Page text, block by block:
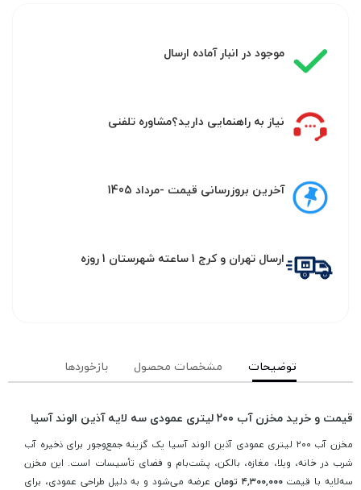
موجود در انبار آماده ارسال
نیاز به راهنمایی دارید؟مشاوره تلفنی
آخرین بروزرسانی قیمت -مرداد 1405
ارسال تهران و کرج 1 ساعته شهرستان 1 روزه
توضیحات مشخصات محصول بازخوردها
قیمت و خرید مخزن آب ۲۰۰ لیتری عمودی سه لایه آذین الوند آسیا
مخزن آب ۲۰۰ لیتری عمودی آذین الوند آسیا یک گزینه جمع‌وجور برای ذخیره آب
شرب در خانه، ویلا، مغازه، بالکن، پشت‌بام و فضای تأسیسات است. این مخزن
سه‌لایه با قیمت۴,۳۰۰,۰۰۰ تومان
عرضه می‌شود و به دلیل طراحی عمودی، برای